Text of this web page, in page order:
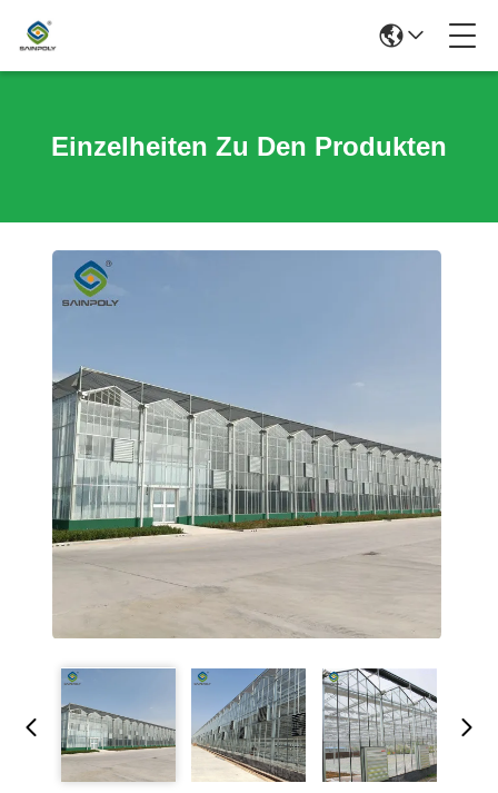
Einzelheiten Zu Den Produkten